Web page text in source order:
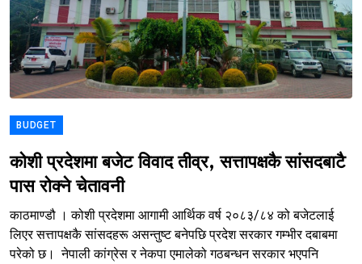
BUDGET
कोशी प्रदेशमा बजेट विवाद तीव्र, सत्तापक्षकै सांसदबाटै
पास रोक्ने चेतावनी
काठमाण्डौ । कोशी प्रदेशमा आगामी आर्थिक वर्ष २०८३/८४ को बजेटलाई
लिएर सत्तापक्षकै सांसदहरू असन्तुष्ट बनेपछि प्रदेश सरकार गम्भीर दबाबमा
परेको छ। नेपाली कांग्रेस र नेकपा एमालेको गठबन्धन सरकार भएपनि